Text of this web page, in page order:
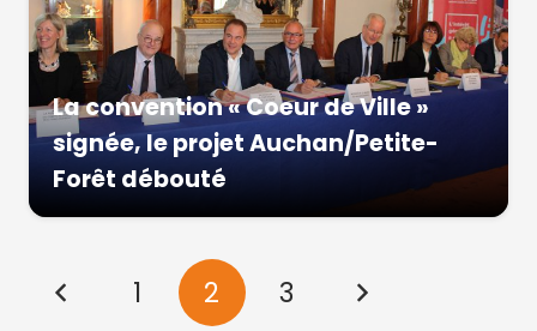
La convention « Coeur de Ville »
signée, le projet Auchan/Petite-
Forêt débouté
1 2 3